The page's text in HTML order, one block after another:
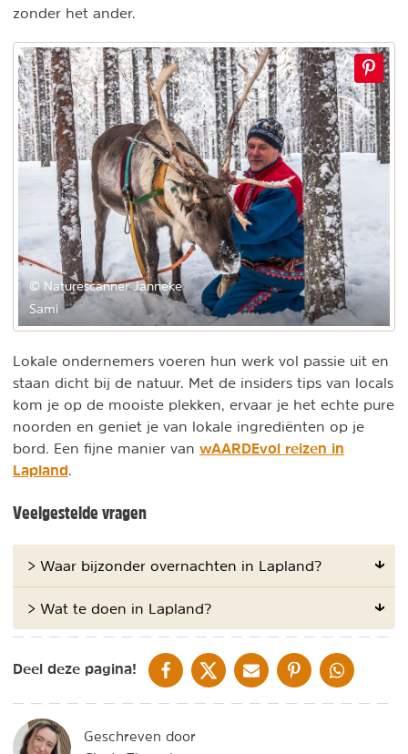
zonder het ander.
© Naturescanner Janneke
Sami
Lokale ondernemers voeren hun werk vol passie uit en
staan dicht bij de natuur. Met de insiders tips van locals
kom je op de mooiste plekken, ervaar je het echte pure
noorden en geniet je van lokale ingrediënten op je
bord. Een fijne manier van wAARDEvol reizen in
Lapland.
Veelgestelde vragen
> Waar bijzonder overnachten in Lapland?
> Wat te doen in Lapland?
Deel deze pagina! DELEN OP FACEBOOK
DELEN OP XDELEN VIA DE MAIL
DELEN OP PINTEREST
DELEN OP
Geschreven door